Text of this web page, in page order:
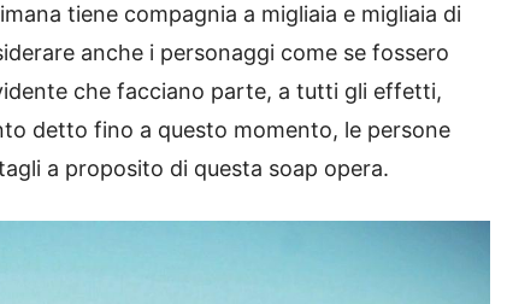
tiene compagnia a migliaia e migliaia di
anche i personaggi come se fossero
che facciano parte, a tutti gli effetti,
detto fino a questo momento, le persone
a proposito di questa soap opera.